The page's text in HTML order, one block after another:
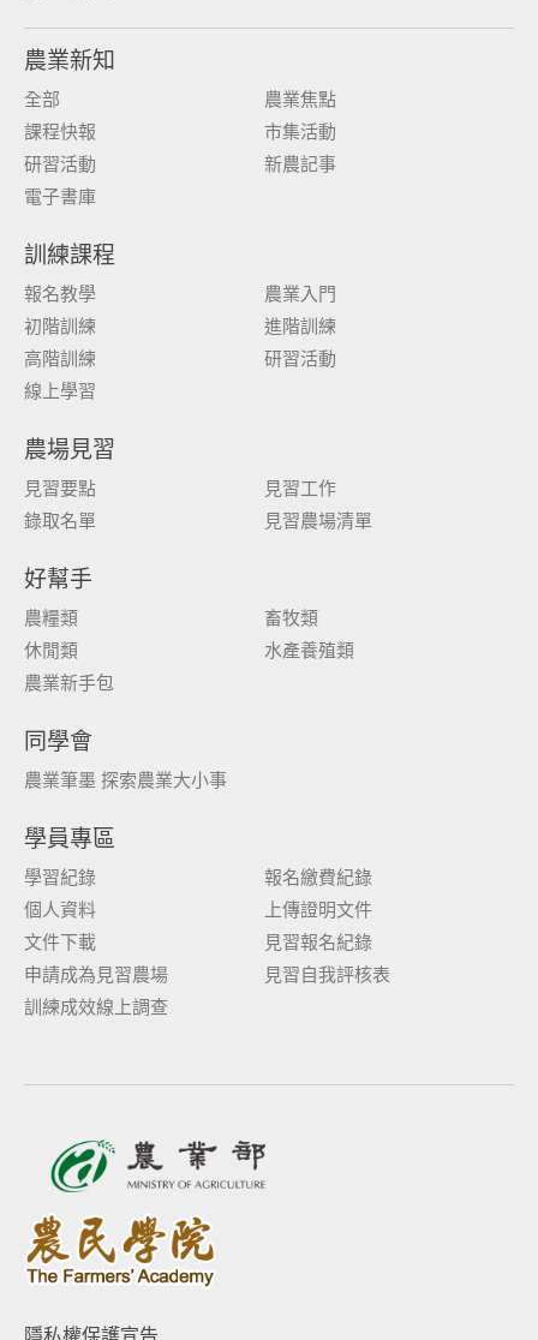
農業新知
全部
農業焦點
課程快報
市集活動
研習活動
新農記事
電子書庫
訓練課程
報名教學
農業入門
初階訓練
進階訓練
高階訓練
研習活動
線上學習
農場見習
見習要點
見習工作
錄取名單
見習農場清單
好幫手
農糧類
畜牧類
休閒類
水產養殖類
農業新手包
同學會
農業筆墨 探索農業大小事
學員專區
學習紀錄
報名繳費紀錄
個人資料
上傳證明文件
文件下載
見習報名紀錄
申請成為見習農場
見習自我評核表
訓練成效線上調查
隱私權保護宣告